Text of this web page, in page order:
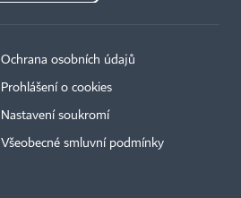
Ochrana osobních údajů
Prohlášení o cookies
Nastavení soukromí
Všeobecné smluvní podmínky